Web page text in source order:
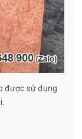
được sử dụng